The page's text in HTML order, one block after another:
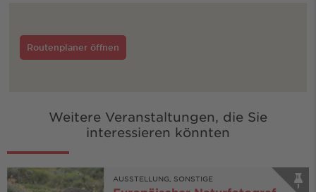
Routenplaner öffnen
Weitere Veranstaltungen, die Sie
interessieren könnten
AUSSTELLUNG, SONSTIGE